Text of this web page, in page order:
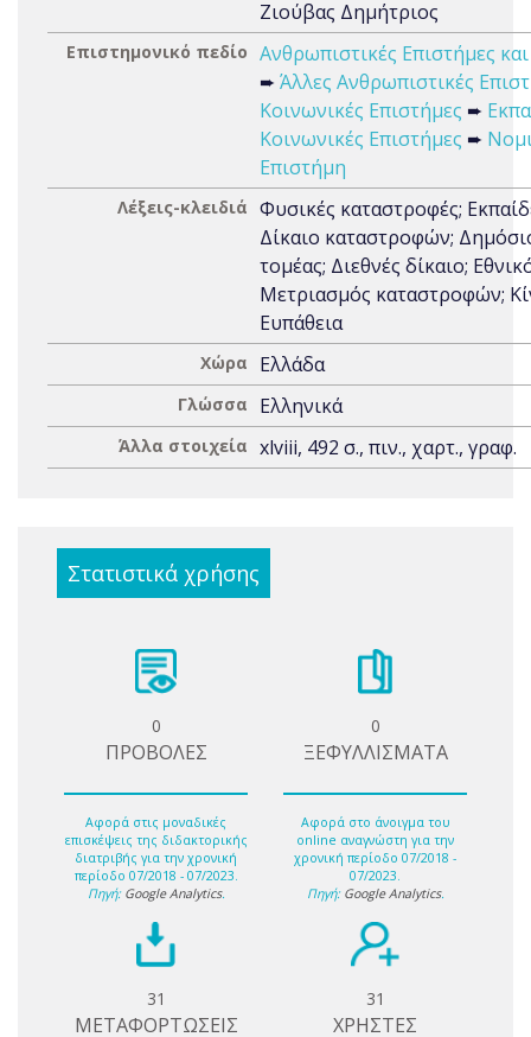
Ζιούβας Δημήτριος
Επιστημονικό πεδίο Ανθρωπιστικές Επιστήμες
➨ Άλλες Ανθρωπιστικές
Κοινωνικές Επιστήμες ➨
Κοινωνικές Επιστήμες ➨
Επιστήμη
Λέξεις-κλειδιά Φυσικές καταστροφές;
Δίκαιο καταστροφών;
τομέας; Διεθνές δίκαιο;
Μετριασμός καταστροφών;
Eυπάθεια
Χώρα Ελλάδα
Γλώσσα Ελληνικά
Άλλα στοιχεία xlviii, 492 σ., πιν., χαρτ., γραφ.
Στατιστικά χρήσης
0
ΠΡΟΒΟΛΕΣ
Αφορά στις μοναδικές
επισκέψεις της διδακτορικής
διατριβής για την χρονική
περίοδο 07/2018 - 07/2023.
Πηγή: Google Analytics.
0
ΞΕΦΥΛΛΙΣΜΑΤΑ
Αφορά στο άνοιγμα του
online αναγνώστη για την
χρονική περίοδο 07/2018 -
07/2023.
Πηγή: Google Analytics.
31
ΜΕΤΑΦΟΡΤΩΣΕΙΣ
31
ΧΡΗΣΤΕΣ